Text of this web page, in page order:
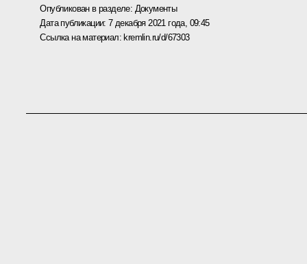
Опубликован в разделе: Документы
Дата публикации:7 декабря 2021 года, 09:45
Ссылка на материал: kremlin.ru/d/67303